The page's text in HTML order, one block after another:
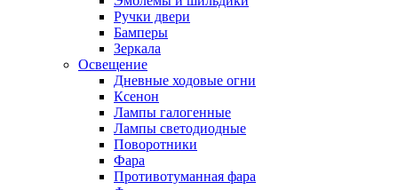
Ручки двери
Бамперы
Зеркала
Освещение
Дневные ходовые огни
Ксенон
Лампы галогенные
Лампы светодиодные
Поворотники
Фара
Противотуманная фара